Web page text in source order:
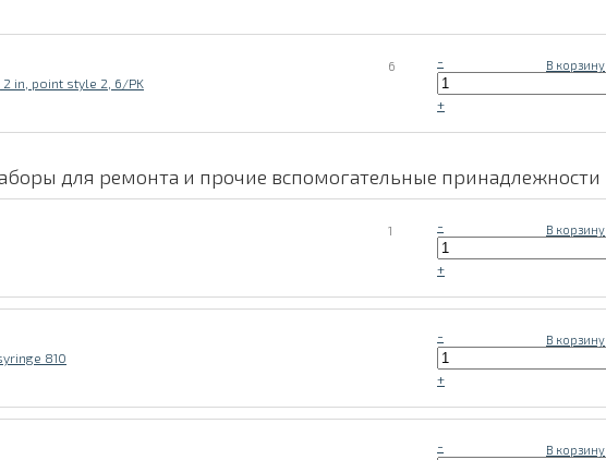
2 in, point style 2, 6/PK
6 -
+
В корзину
для ремонта и прочие вспомогательные принадлежности
1 -
+
В корзину
810
-
+
В корзину
- В корзину